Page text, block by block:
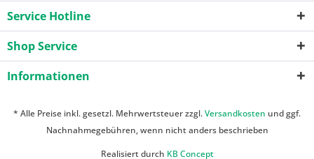
Service Hotline
Shop Service
Informationen
* Alle Preise inkl. gesetzl. Mehrwertsteuer zzgl.Versandkosten und ggf.
Nachnahmegebühren, wenn nicht anders beschrieben
Realisiert durch KB Concept